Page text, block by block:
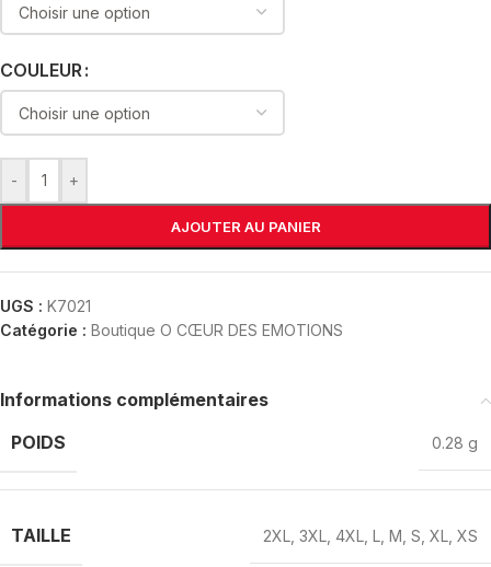
COULEUR
- +
AJOUTER AU PANIER
UGS : K7021
Catégorie : Boutique O CŒUR DES EMOTIONS
Informations complémentaires
POIDS
0.28 g
TAILLE 2XL 3XL 4XL L M S XL XS